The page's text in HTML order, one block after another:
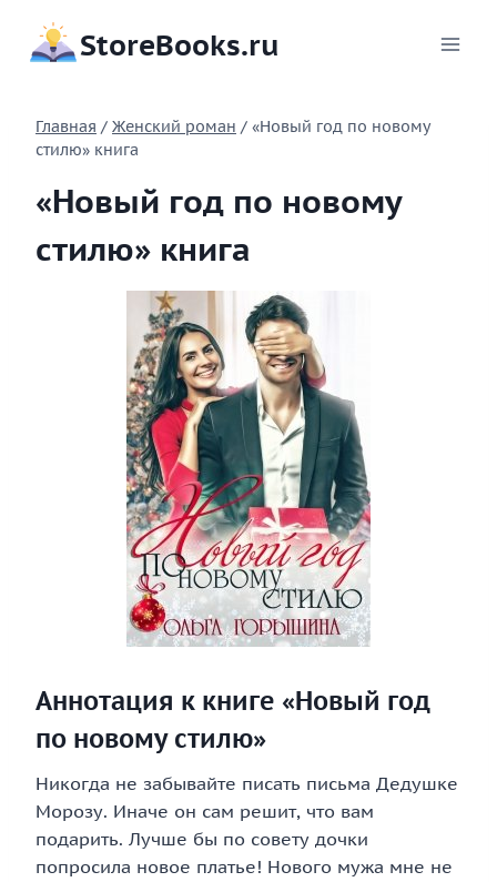
содержимому
StoreBooks.ru
Главная / Женский роман / «Новый год по новому
стилю» книга
«Новый год по новому
стилю» книга
Аннотация к книге «Новый год
по новому стилю»
Никогда не забывайте писать письма Дедушке
Морозу. Иначе он сам решит, что вам
подарить. Лучше бы по совету дочки
попросила новое платье! Нового мужа мне не